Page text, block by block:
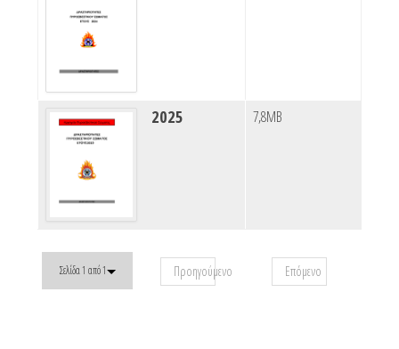
2025 7,8MB
Σελίδα 1 από 1 Προηγούμενο Επόμενο